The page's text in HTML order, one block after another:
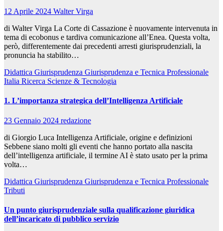
12 Aprile 2024 Walter Virga
di Walter Virga La Corte di Cassazione è nuovamente intervenuta in
tema di ecobonus e tardiva comunicazione all’Enea. Questa volta,
però, differentemente dai precedenti arresti giurisprudenziali, la
pronuncia ha stabilito…
Didattica Giurisprudenza Giurisprudenza e Tecnica Professionale
Italia Ricerca Scienze & Tecnologia
1. L’importanza strategica dell’Intelligenza Artificiale
23 Gennaio 2024 redazione
di Giorgio Luca Intelligenza Artificiale, origine e definizioni
Sebbene siano molti gli eventi che hanno portato alla nascita
dell’intelligenza artificiale, il termine AI è stato usato per la prima
volta…
Didattica Giurisprudenza Giurisprudenza e Tecnica Professionale
Tributi
Un punto giurisprudenziale sulla qualificazione giuridica
dell’incaricato di pubblico servizio